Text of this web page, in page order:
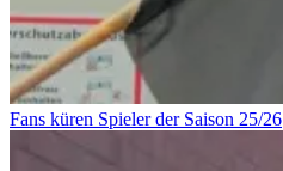
Fans küren Spieler der Saison 25/26